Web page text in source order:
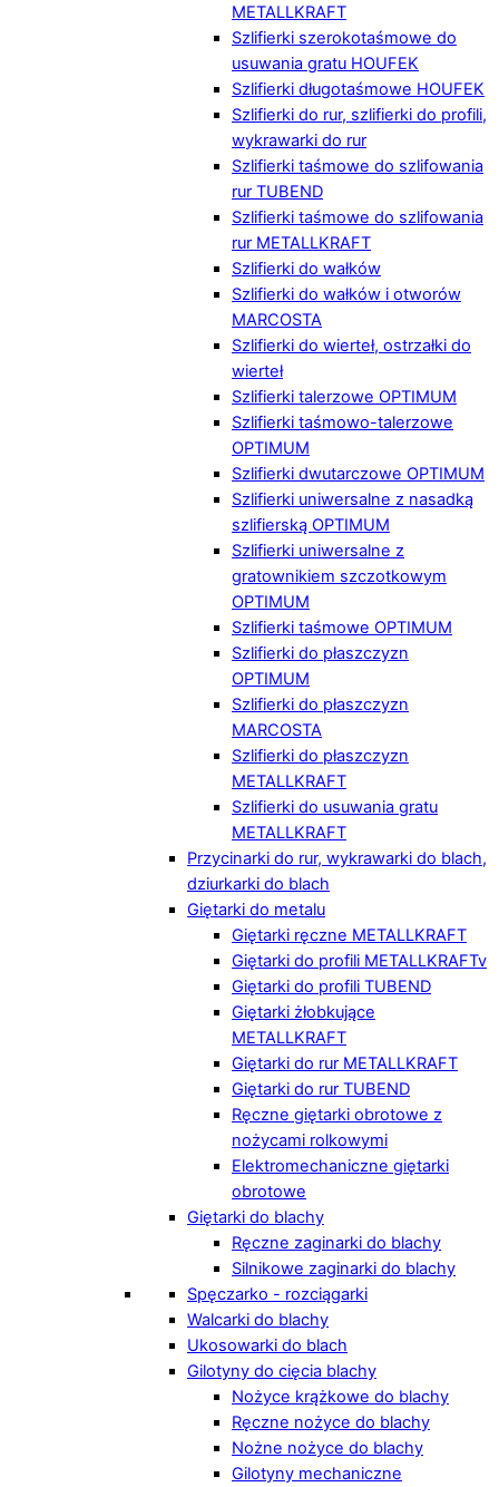
METALLKRAFT
Szlifierki szerokotaśmowe do
usuwania gratu HOUFEK
Szlifierki długotaśmowe HOUFEK
Szlifierki do rur, szlifierki do profili,
wykrawarki do rur
Szlifierki taśmowe do szlifowania
rur TUBEND
Szlifierki taśmowe do szlifowania
rur METALLKRAFT
Szlifierki do wałków
Szlifierki do wałków i otworów
MARCOSTA
Szlifierki do wierteł, ostrzałki do
wierteł
Szlifierki talerzowe OPTIMUM
Szlifierki taśmowo-talerzowe
OPTIMUM
Szlifierki dwutarczowe OPTIMUM
Szlifierki uniwersalne z nasadką
szlifierską OPTIMUM
Szlifierki uniwersalne z
gratownikiem szczotkowym
OPTIMUM
Szlifierki taśmowe OPTIMUM
Szlifierki do płaszczyzn
OPTIMUM
Szlifierki do płaszczyzn
MARCOSTA
Szlifierki do płaszczyzn
METALLKRAFT
Szlifierki do usuwania gratu
METALLKRAFT
Przycinarki do rur, wykrawarki do blach,
dziurkarki do blach
Giętarki do metalu
Giętarki ręczne METALLKRAFT
Giętarki do profili METALLKRAFTv
Giętarki do profili TUBEND
Giętarki żłobkujące
METALLKRAFT
Giętarki do rur METALLKRAFT
Giętarki do rur TUBEND
Ręczne giętarki obrotowe z
nożycami rolkowymi
Elektromechaniczne giętarki
obrotowe
Giętarki do blachy
Ręczne zaginarki do blachy
Silnikowe zaginarki do blachy
Spęczarko - rozciągarki
Walcarki do blachy
Ukosowarki do blach
Gilotyny do cięcia blachy
Nożyce krążkowe do blachy
Ręczne nożyce do blachy
Nożne nożyce do blachy
Gilotyny mechaniczne